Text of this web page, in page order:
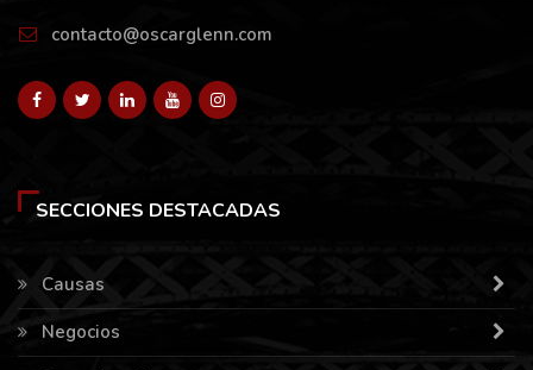
contacto@oscarglenn.com
SECCIONES DESTACADAS
Causas
Negocios